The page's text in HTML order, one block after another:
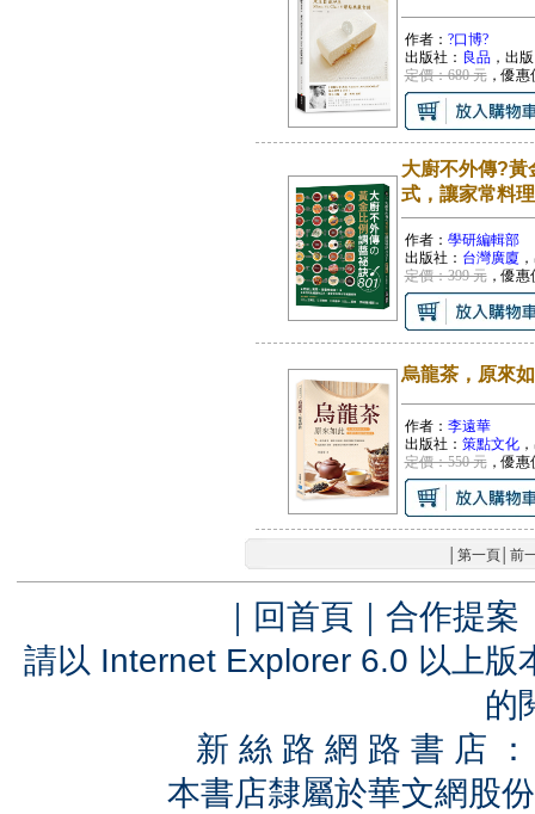
作者： ?口博?
出版社： 良品，出
定價：680 元，優惠
大廚不外傳?黃
式，讓家常料
作者： 學研編輯部
出版社： 台灣廣廈
定價：399 元，優惠
烏龍茶，原來
作者： 李遠華
出版社： 策點文化
定價：550 元，優惠
第一頁│ 前
｜ 回首頁 ｜ 合作提案
請以 Internet Explorer 6.0 以上
的
新 絲 路 網 路 書 店
本書店隸屬於華文網股